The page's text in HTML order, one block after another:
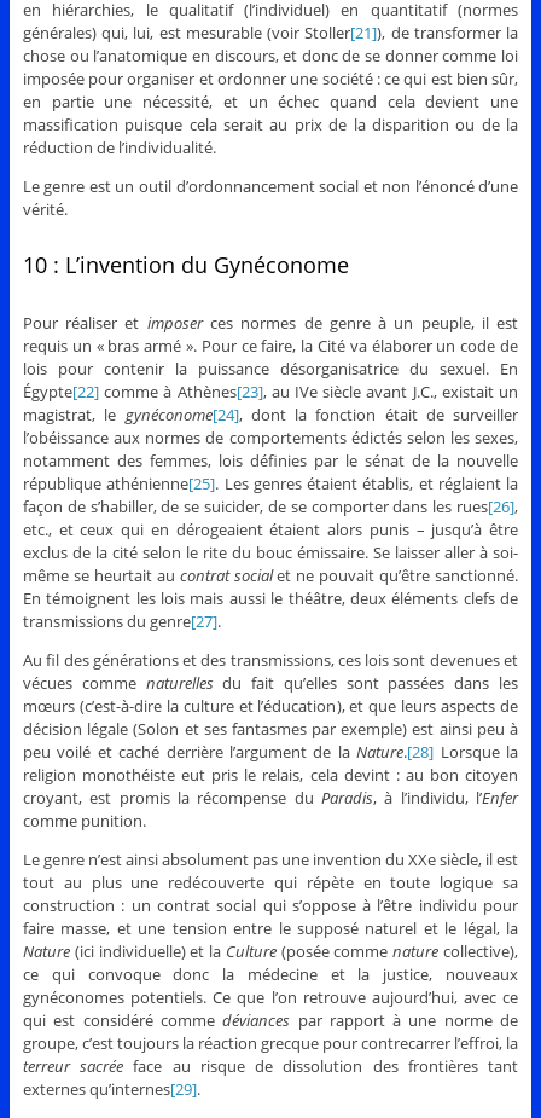
en hiérarchies, le qualitatif (l’individuel) en quantitatif (normes
générales) qui, lui, est mesurable (voir Stoller[21]), de transformer la
chose ou l’anatomique en discours, et donc de se donner comme loi
imposée pour organiser et ordonner une société : ce qui est bien sûr,
en partie une nécessité, et un échec quand cela devient une
massification puisque cela serait au prix de la disparition ou de la
réduction de l’individualité.
Le genre est un outil d’ordonnancement social et non l’énoncé d’une
vérité.
10 : L’invention du Gynéconome
Pour réaliser et imposerces normes de genre à un peuple, il est
requis un « bras armé ». Pour ce faire, la Cité va élaborer un code de
lois pour contenir la puissance désorganisatrice du sexuel. En
Égypte[22]comme à Athènes[23], au IVe siècle avant J.C., existait un
magistrat, le gynéconome[24], dont la fonction était de surveiller
l’obéissance aux normes de comportements édictés selon les sexes,
notamment des femmes, lois définies par le sénat de la nouvelle
république athénienne[25]. Les genres étaient établis, et réglaient la
façon de s’habiller, de se suicider, de se comporter dans les rues[26],
etc., et ceux qui en dérogeaient étaient alors punis – jusqu’à être
exclus de la cité selon le rite du bouc émissaire. Se laisser aller à soi-
même se heurtait au contrat socialet ne pouvait qu’être sanctionné.
En témoignent les lois mais aussi le théâtre, deux éléments clefs de
transmissions du genre[27].
Au fil des générations et des transmissions, ces lois sont devenues et
vécues comme naturellesdu fait qu’elles sont passées dans les
mœurs (c’est-à-dire la culture et l’éducation), et que leurs aspects de
décision légale (Solon et ses fantasmes par exemple) est ainsi peu à
peu voilé et caché derrière l’argument de laNature.[28] Lorsque la
religion monothéiste eut pris le relais, cela devint : au bon citoyen
croyant, est promis la récompense duParadis, à l’individu, l’Enfer
comme punition.
Le genre n’est ainsi absolument pas une invention du XXe siècle, il est
tout au plus une redécouverte qui répète en toute logique sa
construction : un contrat social qui s’oppose à l’être individu pour
faire masse, et une tension entre le supposé naturel et le légal, la
Nature(ici individuelle) et la Culture(posée commenature collective),
ce qui convoque donc la médecine et la justice, nouveaux
gynéconomes potentiels. Ce que l’on retrouve aujourd’hui, avec ce
qui est considéré commedéviances par rapport à une norme de
groupe, c’est toujours la réaction grecque pour contrecarrer l’effroi, la
terreur sacrée face au risque de dissolution des frontières tant
externes qu’internes[29].